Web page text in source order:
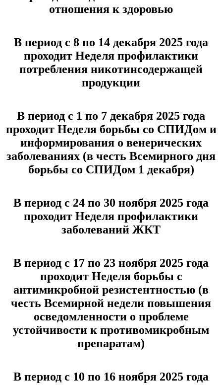
отношения к здоровью
В период с 8 по 14 декабря 2025 года
проходит Неделя профилактики
потребления никотинсодержащей
продукции
В период с 1 по 7 декабря 2025 года
проходит Неделя борьбы со СПИДом и
информирования о венерических
заболеваниях (в честь Всемирного дня
борьбы со СПИДом 1 декабря)
В период с 24 по 30 ноября 2025 года
проходит Неделя профилактики
заболеваний ЖКТ
В период с 17 по 23 ноября 2025 года
проходит Неделя борьбы с
антимикробной резистентностью (в
честь Всемирной недели повышения
осведомленности о проблеме
устойчивости к противомикробным
препаратам)
В период с 10 по 16 ноября 2025 года